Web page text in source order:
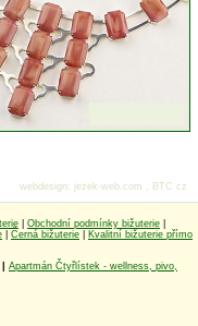
Obchodní podmínky bižuterie
Černá bižuterie
Kvalitní bižuterie přímo
Apartmán Čtyřlístek - wellness, pivo,
webdesign: jezek-web.com , BTC cz